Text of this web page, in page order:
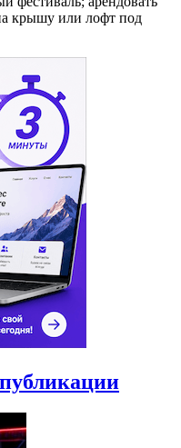
крышу или лофт под